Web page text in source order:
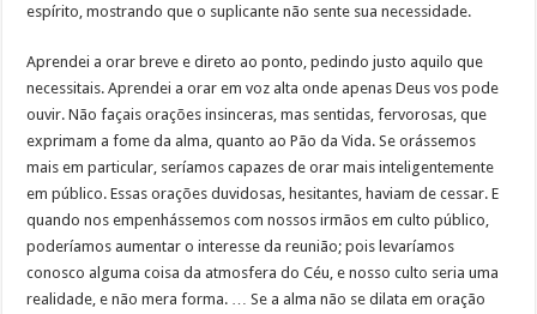
espírito, mostrando que o suplicante não sente sua necessidade.
Aprendei a orar breve e direto ao ponto, pedindo justo aquilo que
necessitais. Aprendei a orar em voz alta onde apenas Deus vos pode
ouvir. Não façais orações insinceras, mas sentidas, fervorosas, que
exprimam a fome da alma, quanto ao Pão da Vida. Se orássemos
mais em particular, seríamos capazes de orar mais inteligentemente
em público.Essas orações duvidosas, hesitantes, haviam de cessar. E
quando nos empenhássemos com nossos irmãos em culto público,
poderíamos aumentar o interesse da reunião; pois levaríamos
conosco alguma coisa da atmosfera do Céu, e nosso culto seria uma
realidade, e não mera forma. … Se a alma não se dilata em oração